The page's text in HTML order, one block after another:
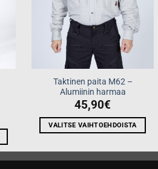
Taktinen paita M62 –
Alumiinin harmaa
45,90€
VALITSE VAIHTOEHDOISTA
tuotteella